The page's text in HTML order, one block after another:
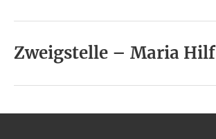
Zweigstelle – Maria Hilf